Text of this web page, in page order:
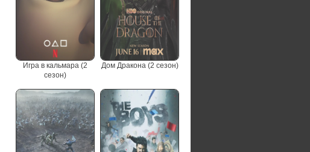
Игра в кальмара (2
сезон)
Дом Дракона (2 сезон)